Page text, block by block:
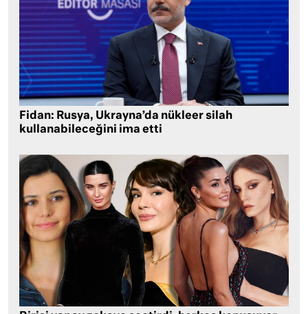
Fidan: Rusya, Ukrayna’da nükleer silah
kullanabileceğini ima etti